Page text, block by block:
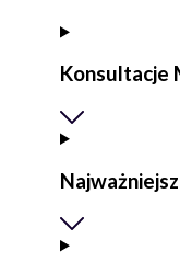
Konsultacje